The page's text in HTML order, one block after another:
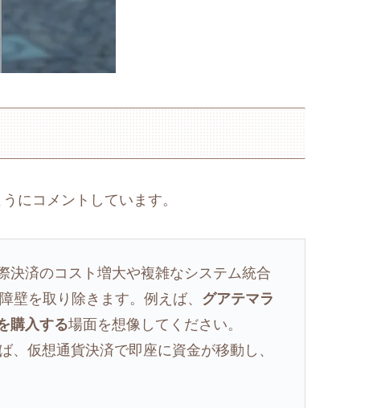
にコメントしています。
決済のコスト増大や複雑なシステム統合
壁を取り除きます。例えば、 グアテマラ
購入する場面を想像してください。
、仮想通貨決済で即座に資金が移動し、